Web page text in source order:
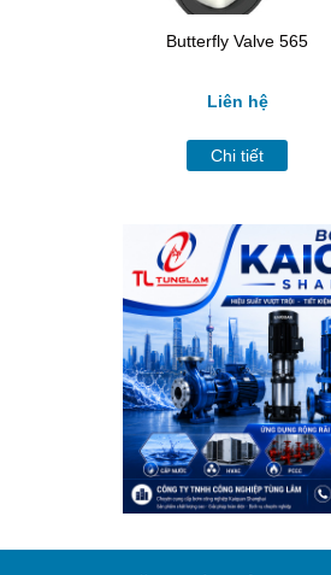
Butterfly Valve 565
Liên hệ
Chi tiết